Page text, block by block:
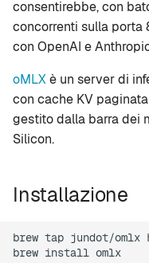
i
z
z
a
a
i
doctor
daemon
tui
Vedi anche
consentirebbe, con
concorrenti sulla
con OpenAI e
oMLXè un server di
con cache KV
gestito dalla barra dei
Silicon.
Installazione
brew tap jundot/omlx
brew install